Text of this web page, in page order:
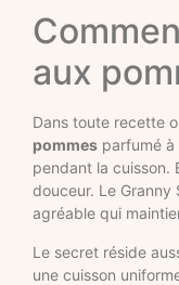
aux
Dans toute recette
pommes parfumé à
pendant la cuisson.
douceur. Le
agréable qui
Le secret réside
une cuisson